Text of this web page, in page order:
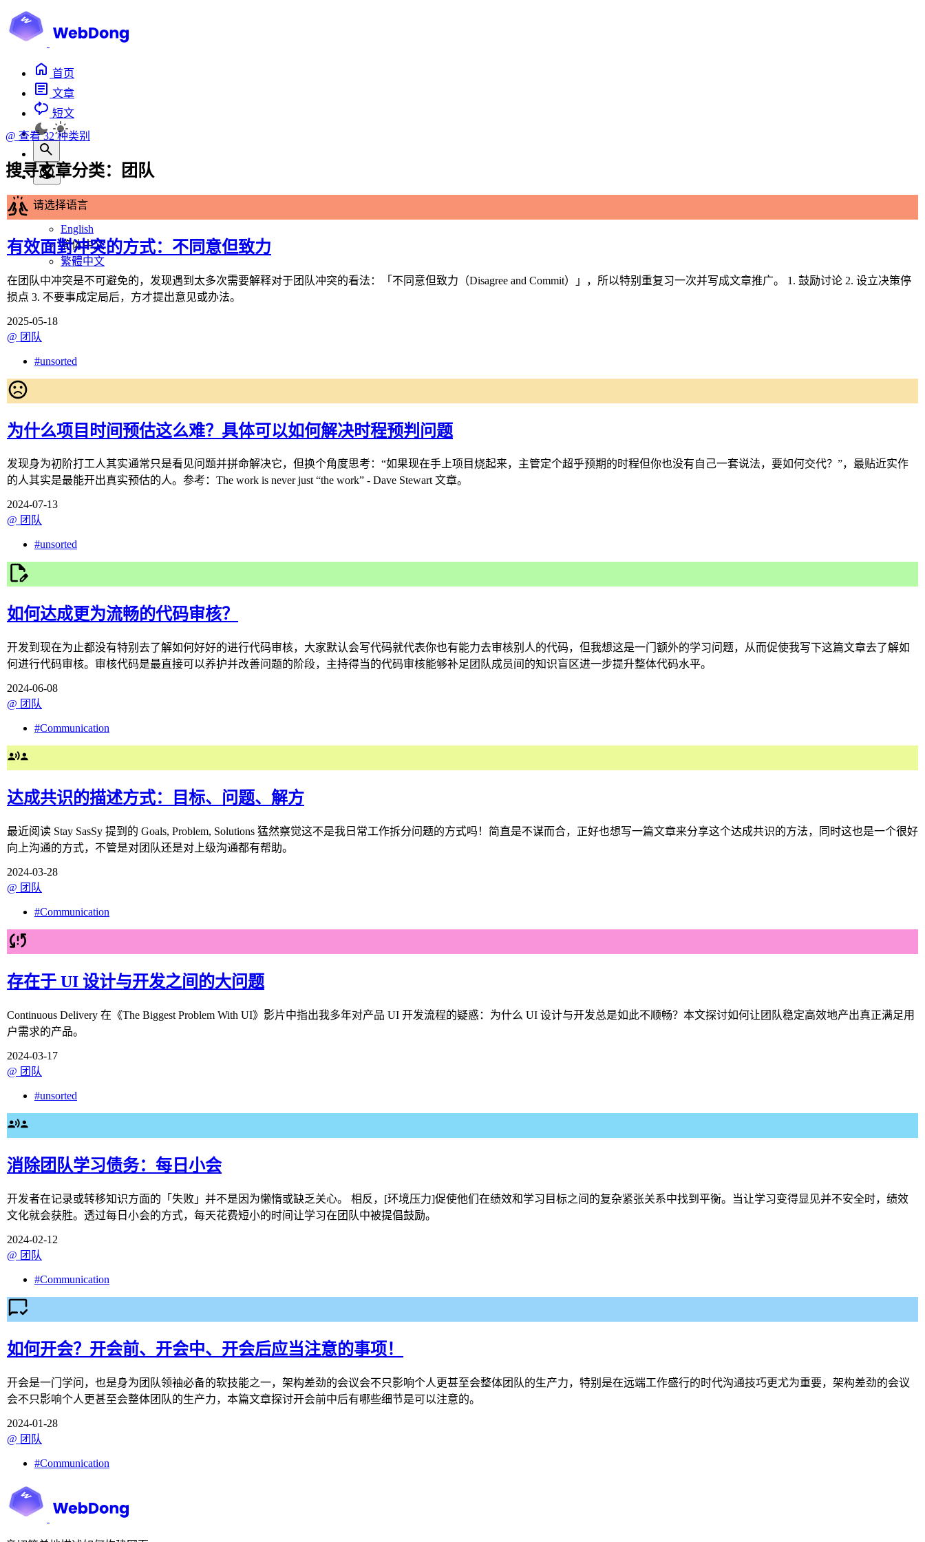
首页
文章
短文
请选择语言
English
简体中文
繁體中文
@ 查看 32 种类别
搜寻文章分类： 团队
有效面對冲突的方式：不同意但致力
在团队中冲突是不可避免的，发现遇到太多次需要解释对于团队冲突的看法：「不同意但致力（Disagree and Commit）」，所以特别重复习一次并写成文章推广。 1. 鼓励讨论 2. 设立决策停
损点 3. 不要事成定局后，方才提出意见或办法。
2025-05-18
@ 团队
#unsorted
为什么项目时间预估这么难？具体可以如何解决时程预判问题
发现身为初阶打工人其实通常只是看见问题并拼命解决它，但换个角度思考：“如果现在手上项目烧起来，主管定个超乎预期的时程但你也没有自己一套说法，要如何交代？”，最贴近实作
的人其实是最能开出真实预估的人。参考：The work is never just “the work” - Dave Stewart 文章。
2024-07-13
@ 团队
#unsorted
如何达成更为流畅的代码审核？
开发到现在为止都没有特别去了解如何好好的进行代码审核，大家默认会写代码就代表你也有能力去审核别人的代码，但我想这是一门额外的学习问题，从而促使我写下这篇文章去了解如
何进行代码审核。审核代码是最直接可以养护并改善问题的阶段，主持得当的代码审核能够补足团队成员间的知识盲区进一步提升整体代码水平。
2024-06-08
@ 团队
#Communication
达成共识的描述方式：目标、问题、解方
最近阅读 Stay SasSy 提到的 Goals, Problem, Solutions 猛然察觉这不是我日常工作拆分问题的方式吗！简直是不谋而合，正好也想写一篇文章来分享这个达成共识的方法，同时这也是一个很好
向上沟通的方式，不管是对团队还是对上级沟通都有帮助。
2024-03-28
@ 团队
#Communication
存在于 UI 设计与开发之间的大问题
Continuous Delivery 在《The Biggest Problem With UI》影片中指出我多年对产品 UI 开发流程的疑惑：为什么 UI 设计与开发总是如此不顺畅？本文探讨如何让团队稳定高效地产出真正满足用
户需求的产品。
2024-03-17
@ 团队
#unsorted
消除团队学习债务：每日小会
开发者在记录或转移知识方面的「失败」并不是因为懒惰或缺乏关心。 相反，[环境压力]促使他们在绩效和学习目标之间的复杂紧张关系中找到平衡。当让学习变得显见并不安全时，绩效
文化就会获胜。透过每日小会的方式，每天花费短小的时间让学习在团队中被提倡鼓励。
2024-02-12
@ 团队
#Communication
如何开会？开会前、开会中、开会后应当注意的事项！
开会是一门学问，也是身为团队领袖必备的软技能之一，架构差劲的会议会不只影响个人更甚至会整体团队的生产力，特别是在远端工作盛行的时代沟通技巧更尤为重要，架构差劲的会议
会不只影响个人更甚至会整体团队的生产力，本篇文章探讨开会前中后有哪些细节是可以注意的。
2024-01-28
@ 团队
#Communication